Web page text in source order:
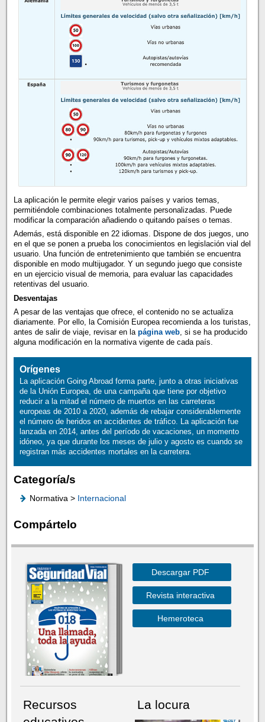
La aplicación le permite elegir varios países y varios temas,
permitiéndole combinaciones totalmente personalizadas. Puede
modificar la comparación añadiendo o quitando países o temas.
Además, está disponible en 22 idiomas. Dispone de dos juegos, uno
en el que se ponen a prueba los conocimientos en legislación vial del
usuario. Una función de entretenimiento que también se encuentra
disponible en modo multijugador. Y un segundo juego que consiste
en un ejercicio visual de memoria, para evaluar las capacidades
retentivas del usuario.
Desventajas
A pesar de las ventajas que ofrece, el contenido no se actualiza
diariamente. Por ello, la Comisión Europea recomienda a los turistas,
antes de salir de viaje, revisar en la página web, si se ha producido
alguna modificación en la normativa vigente de cada país.
Orígenes
La aplicación Going Abroad forma parte, junto a otras iniciativas
de la Unión Europea, de una campaña que tiene por objetivo
reducir a la mitad el número de muertos en las carreteras
europeas de 2010 a 2020, además de rebajar considerablemente
el número de heridos en accidentes de tráfico. La aplicación fue
lanzada en 2014, antes del período de vacaciones, un momento
idóneo, ya que durante los meses de julio y agosto es cuando se
registran más accidentes mortales en la carretera.
Categoría/s
Normativa > Internacional
Compártelo
Descargar PDF
Revista interactiva
Hemeroteca
Recursos
La locura